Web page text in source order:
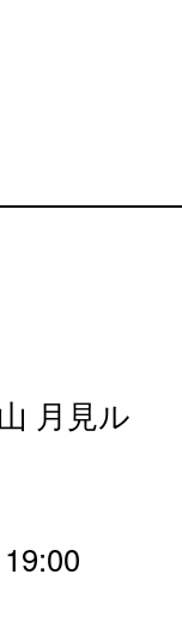
月見ル